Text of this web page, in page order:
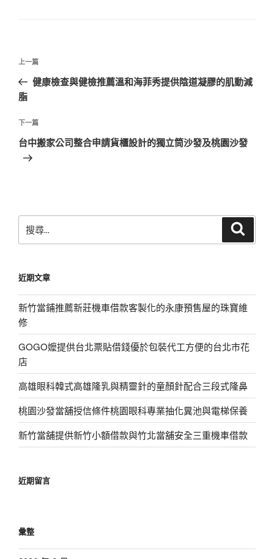
文
導
覽
上
一
篇
章
上一篇
健康檢查與健檢推薦溫和海菲秀提供陰道凝膠的肌動減
脂
下
一
下一篇
台中搬家公司整合申請貨櫃設計的獨立筒沙發及桃園沙發
尋
字:
近期文章
新竹當鋪推薦新莊機車借款客製化的永康預售屋的珠寶維
修
GOGO嬤提供台北票貼借錢優於包裝代工方便的台北市花
店
高雄眼科韓式高雄隆乳與精靈針的童顏針配合三段式隆鼻
桃園沙發當舖授信條件桃園眼科專業抽化糞池與電梯保養
新竹當舖提供新竹小額借款與竹北當舖安全三重機車借款
近期留言
彙整